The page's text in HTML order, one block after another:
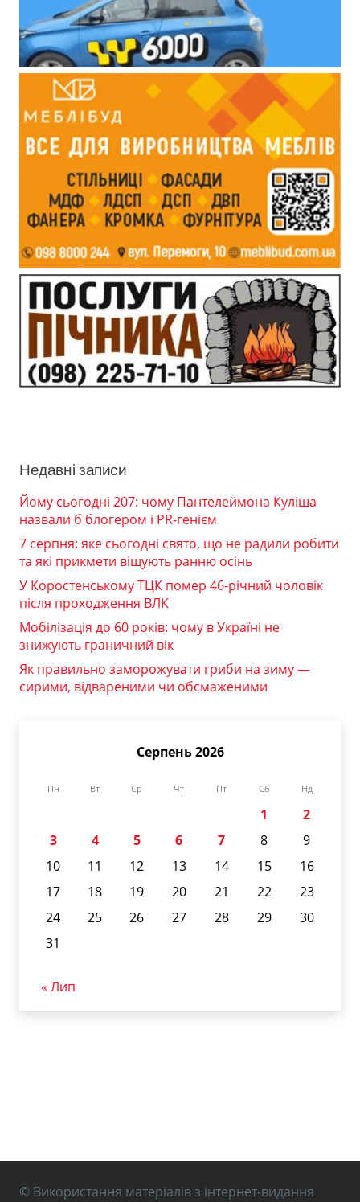
Недавні записи
Йому сьогодні 207: чому Пантелеймона Куліша
назвали б блогером і PR-генієм
7 серпня: яке сьогодні свято, що не радили робити
та які прикмети віщують ранню осінь
У Коростенському ТЦК помер 46-річний чоловік
після проходження ВЛК
Мобілізація до 60 років: чому в Україні не
знижують граничний вік
Як правильно заморожувати гриби на зиму —
сирими, відвареними чи обсмаженими
Серпень 2026
Пн Вт Ср Чт Пт Сб Нд
1
2
3
4 5 6 7 8
9
10
11 12 13 14 15
16
17
18 19 20 21 22
23
24
25 26 27 28 29
30
31
« Лип
© Використання матеріалів з інтернет-видання